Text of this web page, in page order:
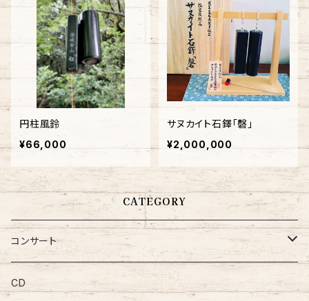
円柱風鈴
¥66,000
サヌカイト石鐸「磬」
¥2,000,000
CATEGORY
コンサート
小松玲子・サヌカイト後援会主催 Concert
CD